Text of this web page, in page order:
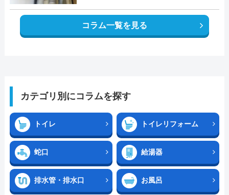
コラム一覧を見る
カテゴリ別にコラムを探す
トイレ トイレリフォーム
蛇口 給湯器
排水管・排水口 お風呂